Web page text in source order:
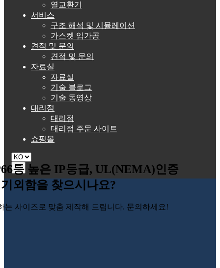
열교환기
서비스
구조 해석 및 시뮬레이션
가스켓 임가공
견적 및 문의
견적 및 문의
자료실
자료실
기술 블로그
기술 동영상
대리점
대리점
대리점 주문 사이트
쇼핑몰
☰
등 높은 IP등급, UL(NEMA)인증
외함을 찾으시나요?
는 사이즈로 맞춤 제작해 드립니다. 문의하세요!